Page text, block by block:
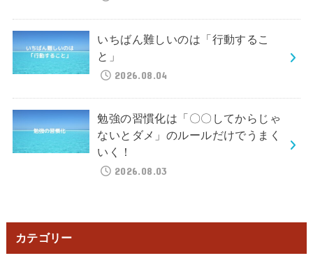
いちばん難しいのは「行動するこ
と」
2026.08.04
勉強の習慣化は「〇〇してからじゃ
ないとダメ」のルールだけでうまく
いく！
2026.08.03
カテゴリー